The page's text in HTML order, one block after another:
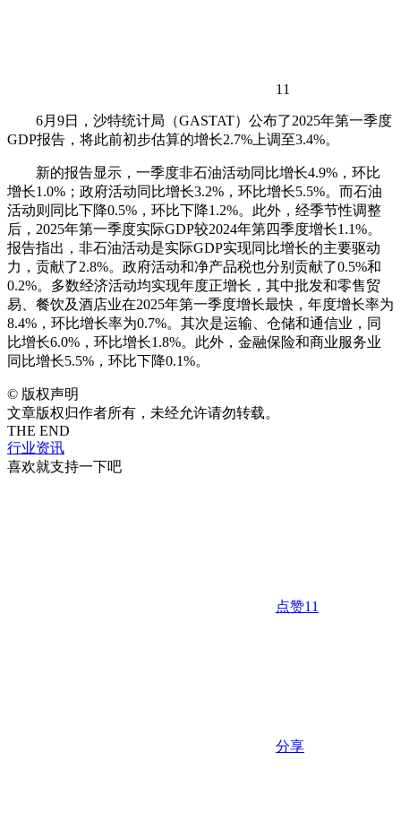
11
6月9日，沙特统计局（GASTAT）公布了2025年第一季度
GDP报告，将此前初步估算的增长2.7%上调至3.4%。
新的报告显示，一季度非石油活动同比增长4.9%，环比
增长1.0%；政府活动同比增长3.2%，环比增长5.5%。而石油
活动则同比下降0.5%，环比下降1.2%。此外，经季节性调整
后，2025年第一季度实际GDP较2024年第四季度增长1.1%。
报告指出，非石油活动是实际GDP实现同比增长的主要驱动
力，贡献了2.8%。政府活动和净产品税也分别贡献了0.5%和
0.2%。多数经济活动均实现年度正增长，其中批发和零售贸
易、餐饮及酒店业在2025年第一季度增长最快，年度增长率为
8.4%，环比增长率为0.7%。其次是运输、仓储和通信业，同
比增长6.0%，环比增长1.8%。此外，金融保险和商业服务业
同比增长5.5%，环比下降0.1%。
© 版权声明
文章版权归作者所有，未经允许请勿转载。
THE END
行业资讯
喜欢就支持一下吧
点赞11
分享